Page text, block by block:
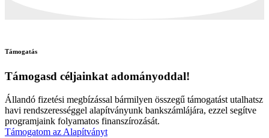
Támogatás
Támogasd céljainkat adományoddal!
Állandó fizetési megbízással bármilyen összegű támogatást utalhatsz
havi rendszerességgel alapítványunk bankszámlájára, ezzel segítve
programjaink folyamatos finanszírozását.
Támogatom az Alapítványt